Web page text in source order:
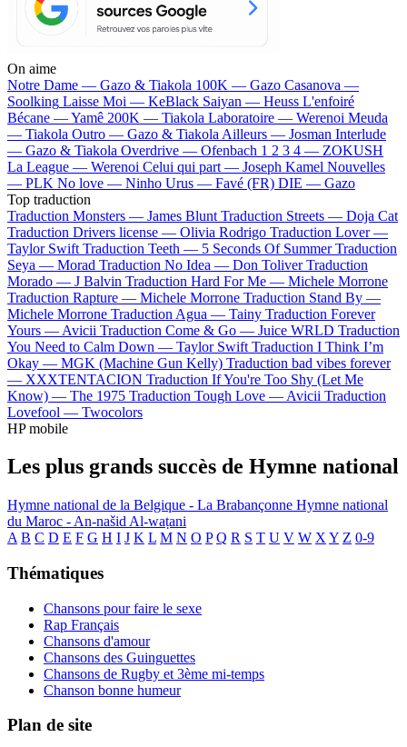
On aime
Notre Dame — Gazo & Tiakola 100K — Gazo Casanova —
Soolking Laisse Moi — KeBlack Saiyan — Heuss L'enfoiré
Bécane —Yamê 200K — Tiakola Laboratoire — Werenoi Meuda
— Tiakola Outro — Gazo & Tiakola Ailleurs — Josman Interlude
— Gazo & Tiakola Overdrive — Ofenbach 1 2 3 4 — ZOKUSH
La League — Werenoi Celui qui part — Joseph Kamel Nouvelles
— PLK No love — Ninho Urus — Favé (FR) DIE — Gazo
Top traduction
Traduction Monsters — James Blunt Traduction Streets — Doja Cat
Traduction Drivers license — Olivia Rodrigo Traduction Lover —
Taylor Swift Traduction Teeth — 5 Seconds Of Summer Traduction
Seya — Morad Traduction No Idea — Don Toliver Traduction
Morado — J Balvin Traduction Hard For Me — Michele Morrone
Traduction Rapture — Michele Morrone Traduction Stand By —
Michele Morrone Traduction Agua — Tainy Traduction Forever
Yours — Avicii Traduction Come & Go — Juice WRLD Traduction
You Need to Calm Down — Taylor Swift Traduction I Think I’m
Okay — MGK (Machine Gun Kelly) Traduction bad vibes forever
— XXXTENTACION Traduction If You're Too Shy (Let Me
Know) — The 1975 Traduction Tough Love — Avicii Traduction
Lovefool — Twocolors
HP mobile
Les plus grands succès de Hymne national
Hymne national de la Belgique - La Brabançonne Hymne national
du Maroc - An-našid Al-waṭani
A B C D E F G H I J K L M N O P Q R S T U V W X Y Z 0-9
Thématiques
Chansons pour faire le sexe
Rap Français
Chansons d'amour
Chansons des Guinguettes
Chansons de Rugby et 3ème mi-temps
Chanson bonne humeur
Plan de site